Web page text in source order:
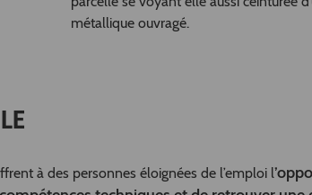
métallique ouvragé.
à des personnes éloignées de l’emploi l